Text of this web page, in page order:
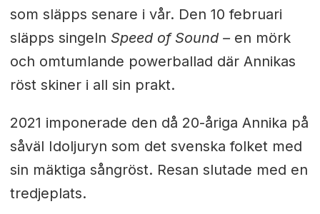
som släpps senare i vår. Den 10 februari
släpps singeln Speed of Sound – en mörk
och omtumlande powerballad där Annikas
röst skiner i all sin prakt.
2021 imponerade den då 20-åriga Annika på
såväl Idoljuryn som det svenska folket med
sin mäktiga sångröst. Resan slutade med en
tredjeplats.